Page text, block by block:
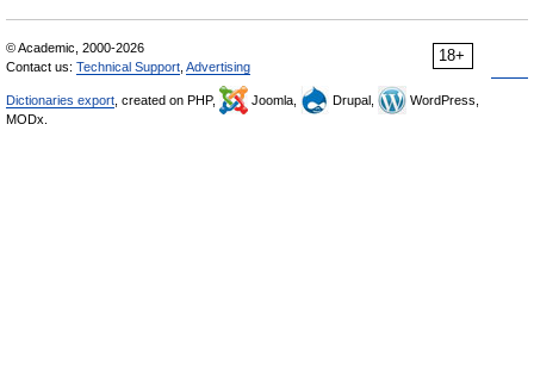
18+
© Academic, 2000-2026
Contact us: Technical Support Advertising
Dictionaries export , created on PHP, Joomla, Drupal,
WordPress,
MODx.